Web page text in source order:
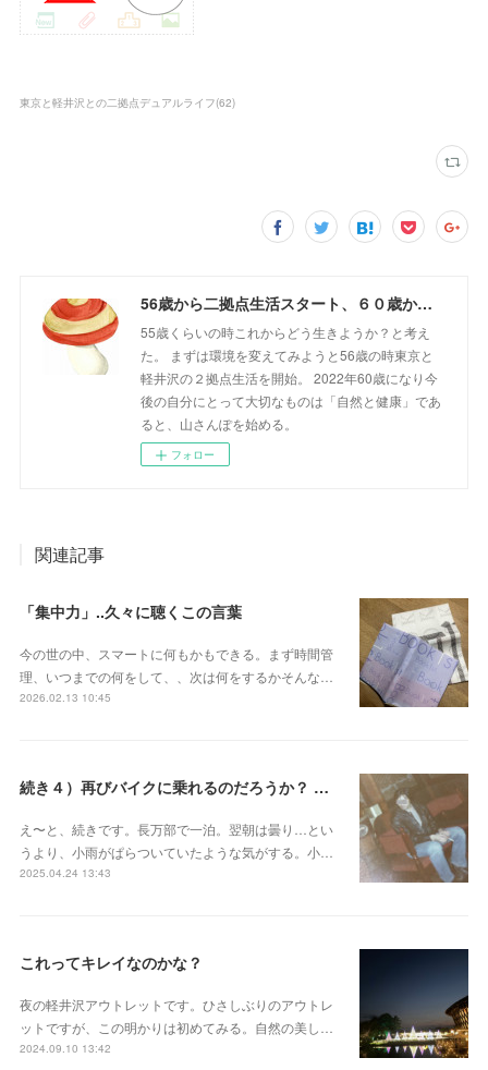
東京と軽井沢との二拠点デュアルライフ(62)
56歳から二拠点生活スタート、６０歳からの山さんぽ
55歳くらいの時これからどう生きようか？と考え
た。 まずは環境を変えてみようと56歳の時東京と
軽井沢の２拠点生活を開始。 2022年60歳になり今
後の自分にとって大切なものは「自然と健康」であ
ると、山さんぽを始める。
フォロー
関連記事
「集中力」..久々に聴くこの言葉
今の世の中、スマートに何もかもできる。まず時間管
理、いつまでの何をして、、次は何をするかそんな…
2026.02.13 10:45
続き４）再びバイクに乗れるのだろうか？ ― 60過ぎのオヤジの不安
え〜と、続きです。長万部で一泊。翌朝は曇り…とい
うより、小雨がぱらついていたような気がする。小…
2025.04.24 13:43
これってキレイなのかな？
夜の軽井沢アウトレットです。ひさしぶりのアウトレ
ットですが、この明かりは初めてみる。自然の美し…
2024.09.10 13:42